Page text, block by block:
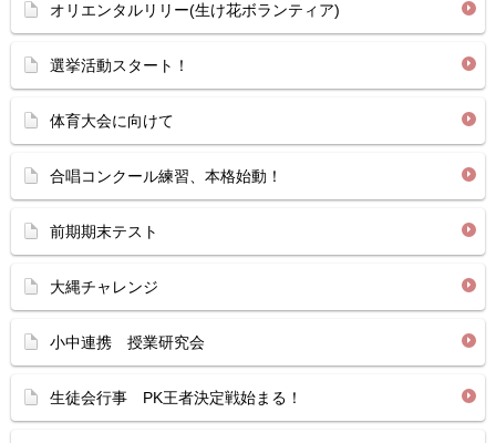
オリエンタルリリー(生け花ボランティア)
選挙活動スタート！
体育大会に向けて
合唱コンクール練習、本格始動！
前期期末テスト
大縄チャレンジ
小中連携 授業研究会
生徒会行事 PK王者決定戦始まる！